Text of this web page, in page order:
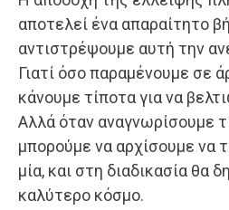
αποτελεί ένα απαραίτητο
αντιστρέψουμε αυτή την
Γιατί όσο παραμένουμε σε
κάνουμε τίποτα για να
Αλλά όταν αναγνωρίσουμε
μπορούμε να αρχίσουμε να
μία, και στη διαδικασία θα
καλύτερο κόσμο.